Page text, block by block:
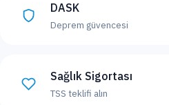
DASK
Deprem güvencesi
Sağlık Sigortası
TSS teklifi alın